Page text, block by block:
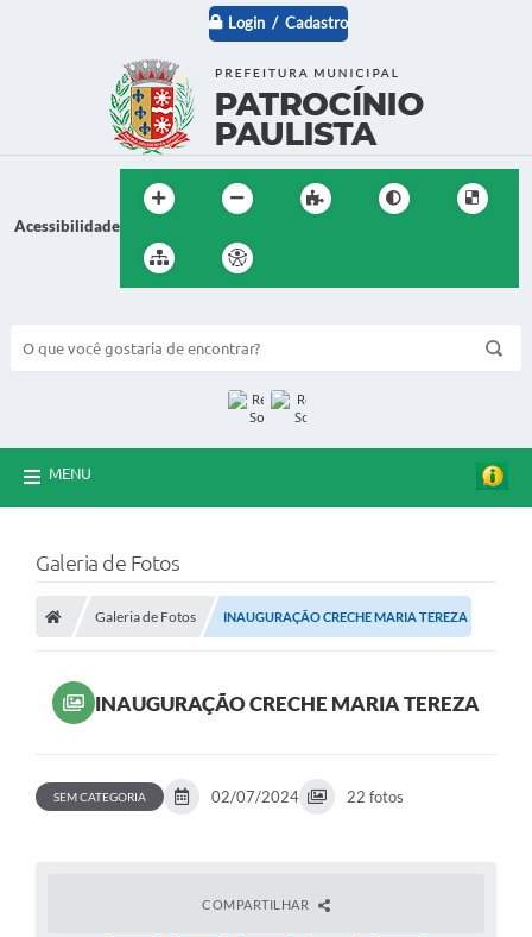
Login / Cadastro
Acessibilidade
MENU
Galeria de Fotos
Galeria de Fotos INAUGURAÇÃO CRECHE MARIA TEREZA
INAUGURAÇÃO CRECHE MARIA TEREZA
SEM CATEGORIA 02/07/2024 22 fotos
COMPARTILHAR